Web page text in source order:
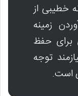
خطیبی از
زمینه
حفظ
توجه
است.